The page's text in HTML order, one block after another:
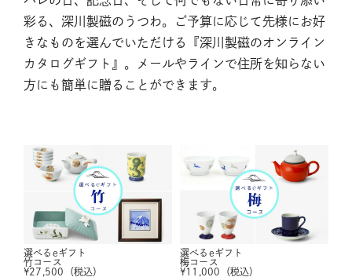
彩る、深川製磁のうつわ。ご予算に応じて先様にお好
きなものを選んでいただける『深川製磁のオンライン
カタログギフト』。メールやラインで住所を知らない
方にも簡単に贈ることができます。
選べるeギフト
竹コース
¥27,500 （税込）
選べるeギフト
梅コース
¥11,000 （税込）